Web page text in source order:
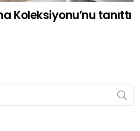
Koleksiyonu’nu tanıttı